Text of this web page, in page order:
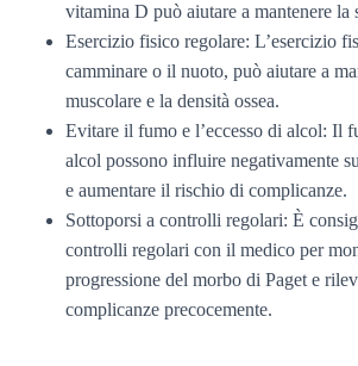
vitamina D può aiutare a mantenere la
Esercizio fisico regolare: L’esercizio
camminare o il nuoto, può aiutare a
muscolare e la densità ossea.
Evitare il fumo e l’eccesso di alcol: Il
alcol possono influire negativamente
e aumentare il rischio di complicanze.
Sottoporsi a controlli regolari: È
controlli regolari con il medico per
progressione del morbo di Paget e
complicanze precocemente.